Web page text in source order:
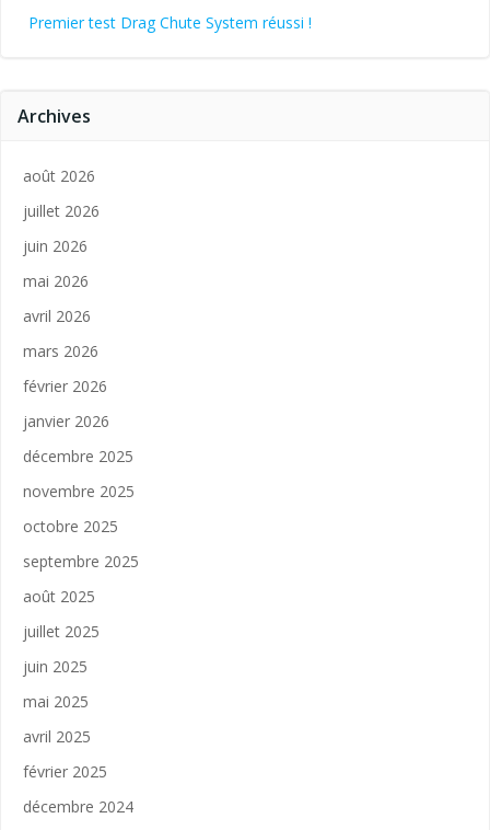
Premier test Drag Chute System réussi !
Archives
août 2026
juillet 2026
juin 2026
mai 2026
avril 2026
mars 2026
février 2026
janvier 2026
décembre 2025
novembre 2025
octobre 2025
septembre 2025
août 2025
juillet 2025
juin 2025
mai 2025
avril 2025
février 2025
décembre 2024